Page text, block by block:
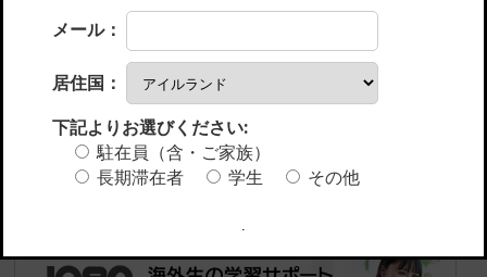
メール：
居住国：
下記よりお選びください:
駐在員（含・ご家族）
長期滞在者
学生 その他